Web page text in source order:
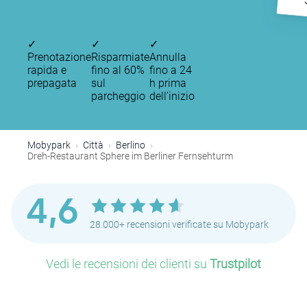
✓
Prenotazione
rapida e
prepagata
✓
Risparmiate
fino al 60%
sul
parcheggio
✓
Annulla
fino a 24
h prima
dell’inizio
Mobypark Città
Berlino
Dreh-Restaurant Sphere im Berliner Fernsehturm
4,6 28.000+ recensioni verificate su Mobypark
Vedi le recensioni dei clienti su Trustpilot